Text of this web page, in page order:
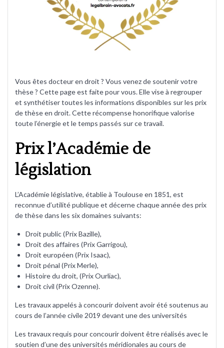
Vous êtes docteur en droit ? Vous venez de soutenir votre
thèse ? Cette page est faite pour vous. Elle vise à regrouper
et synthétiser toutes les informations disponibles sur les prix
de thèse en droit. Cette récompense honorifique valorise
toute l’énergie et le temps passés sur ce travail.
Prix l’Académie de
législation
L’Académie législative, établie à Toulouse en 1851, est
reconnue d’utilité publique et décerne chaque année des prix
de thèse dans les six domaines suivants:
Droit public (Prix Bazille),
Droit des affaires (Prix Garrigou),
Droit européen (Prix Isaac),
Droit pénal (Prix Merle),
Histoire du droit, (Prix Ourliac),
Droit civil (Prix Ozenne).
Les travaux appelés à concourir doivent avoir été soutenus au
cours de l’année civile 2019 devant une des universités
Les travaux requis pour concourir doivent être réalisés avec le
soutien d’une des universités méridionales au cours de